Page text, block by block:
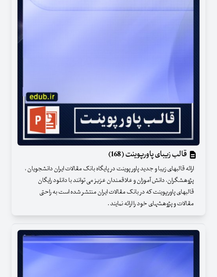
قالب زیبای پاورپوینت (168)
ارائه قالبهای زیبا و جدید پاور پوینت در پایگاه بانک مقالات ایران دانشجویان ،
پژوهشگران، دانش آموزان و علاقمندان عزیز می توانند با دانلود رایگان
قالبهای پاورپوینت که در بانک مقالات ایران منتشر شده است به راحتی
مقالات و پژوهشهای خود را ارائه نمایند .